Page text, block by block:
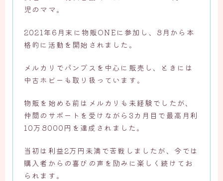
児のママ。
2021年6月末に物販ONEに参加し、8月から本
格的に活動を開始されました。
メルカリでパンプスを中心に販売し、ときには
中古ホビーも取り扱っています。
物販を始める前はメルカリも未経験でしたが、
仲間のサポートを受けながら3カ月目で最高月利
10万8000円を達成されました。
当初は利益2万円未満で苦戦しましたが、今では
購入者からの喜びの声を励みに楽しく続けてお
られます。